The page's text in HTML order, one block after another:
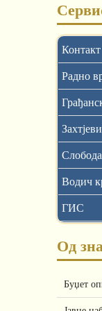
Контакт
Радно
Водич
ГИС
Од
Буџет